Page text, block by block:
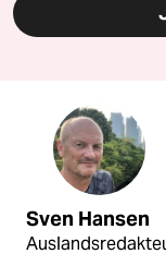
Sven Hansen